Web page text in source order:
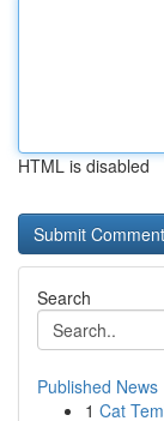
HTML is disabled
Search
Published News
1 Cat